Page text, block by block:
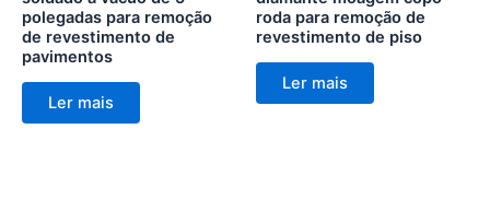
polegadas para remoção
de revestimento de
pavimentos
Ler mais
roda para remoção de
revestimento de piso
Ler mais